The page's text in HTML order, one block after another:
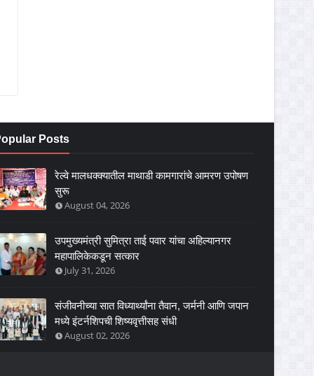
Posts
रेल्वे मालधक्क्यातील माथाडी कामगारांचे आमरण उपोषण
सुरू
August 04, 2026
उपमुख्यमंत्री सुमित्रा ताई पवार यांचा अहिल्यानगर
महापालिकेकडून सत्कार
July 31, 2026
संजीवनीच्या सात विध्यार्थ्यांना तैवान, जर्मनी आणि जपान
मध्ये इंटर्नशिपची शिष्यवृत्तीसह संधी
August 02, 2026